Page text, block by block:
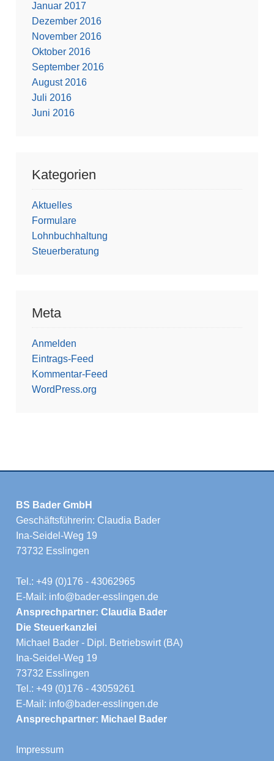
Januar 2017
Dezember 2016
November 2016
Oktober 2016
September 2016
August 2016
Juli 2016
Juni 2016
Kategorien
Aktuelles
Formulare
Lohnbuchhaltung
Steuerberatung
Meta
Anmelden
Eintrags-Feed
Kommentar-Feed
WordPress.org
BS Bader GmbH
Geschäftsführerin: Claudia Bader
Ina-Seidel-Weg 19
73732 Esslingen
Tel.: +49 (0)176 - 43062965
E-Mail: info@bader-esslingen.de
Ansprechpartner: Claudia Bader
Die Steuerkanzlei
Michael Bader - Dipl. Betriebswirt (BA)
Ina-Seidel-Weg 19
73732 Esslingen
Tel.: +49 (0)176 - 43059261
E-Mail: info@bader-esslingen.de
Ansprechpartner: Michael Bader
Impressum